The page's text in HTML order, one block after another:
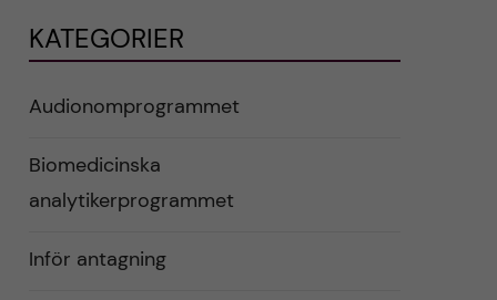
KATEGORIER
Audionomprogrammet
Biomedicinska
analytikerprogrammet
Inför antagning